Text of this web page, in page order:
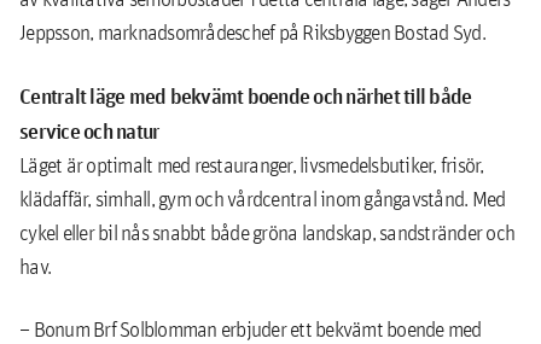
Jeppsson, marknadsområdeschef på Riksbyggen Bostad Syd.
Centralt läge med bekvämt boende och närhet till både
service och natur
Läget är optimalt med restauranger, livsmedelsbutiker, frisör,
klädaffär, simhall, gym och vårdcentral inom gångavstånd. Med
cykel eller bil nås snabbt både gröna landskap, sandstränder och
hav.
– Bonum Brf Solblomman erbjuder ett bekvämt boende med